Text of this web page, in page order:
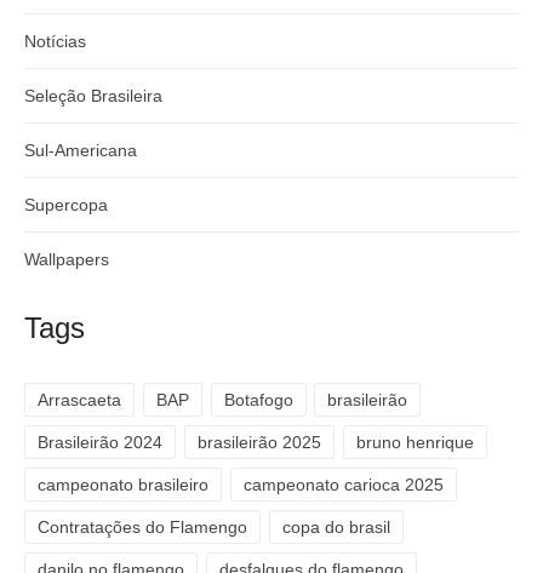
Notícias
Seleção Brasileira
Sul-Americana
Supercopa
Wallpapers
Tags
Arrascaeta BAP Botafogo brasileirão
Brasileirão 2024 brasileirão 2025 bruno henrique
campeonato brasileiro campeonato carioca 2025
Contratações do Flamengo copa do brasil
danilo no flamengo desfalques do flamengo